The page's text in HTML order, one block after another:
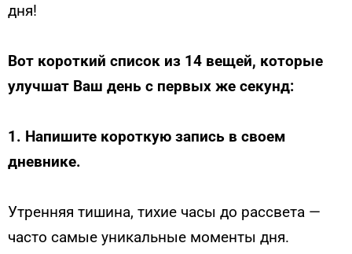
дня!
Вот короткий список из 14 вещей, которые
улучшат Ваш ​​день с первых же секунд:
1. Напишите короткую запись в своем
дневнике.
Утренняя тишина, тихие часы до рассвета —
часто самые уникальные моменты дня.